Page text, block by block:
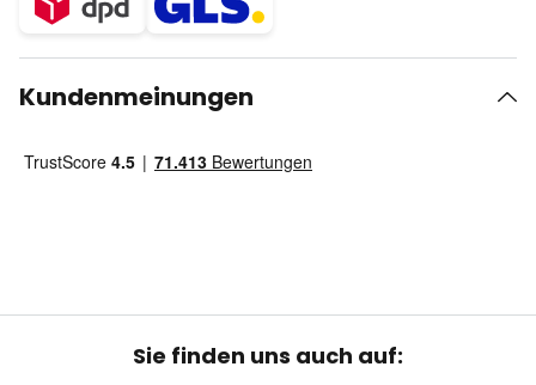
Kundenmeinungen
Sie finden uns auch auf: